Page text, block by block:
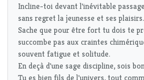
Incline-toi devant l'inévitable
sans regret la jeunesse et ses plaisirs.
Sache que pour être fort tu dois te
succombe pas aux craintes
souvent fatigue et solitude.
En deçà d'une sage discipline, sois
Tu es bien fils de l'univers, tout